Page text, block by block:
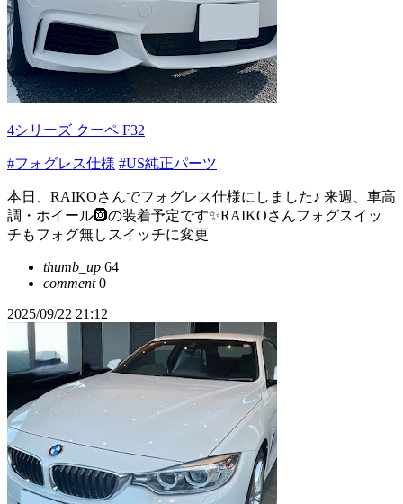
4シリーズ クーペ F32
#フォグレス仕様 #US純正パーツ
本日、RAIKOさんでフォグレス仕様にしました♪ 来週、車高
調・ホイール🛞の装着予定です✨RAIKOさんフォグスイッ
チもフォグ無しスイッチに変更
thumb_up 64
comment0
2025/09/22 21:12